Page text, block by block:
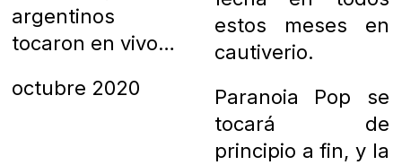
argentinos
tocaron en vivo…
octubre 2020
estos meses en
cautiverio.
Paranoia Pop se
tocará de
principio a fin, y la